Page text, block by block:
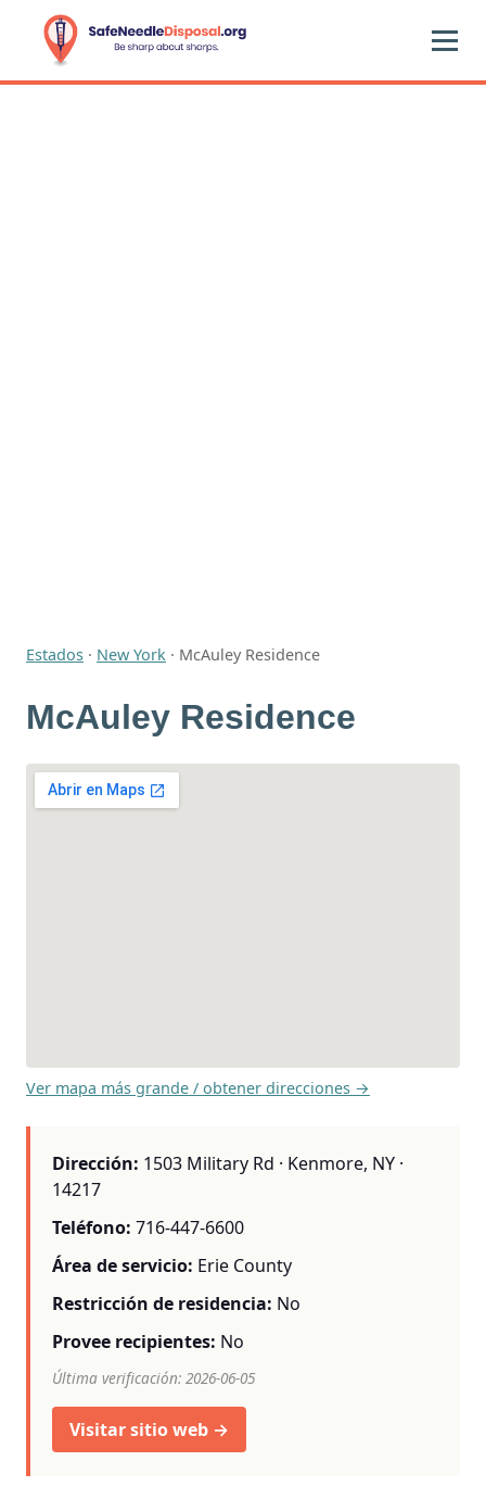
Estados · New York · McAuley Residence
McAuley Residence
Ver mapa más grande / obtener direcciones →
Dirección: 1503 Military Rd · Kenmore, NY ·
14217
Teléfono: 716-447-6600
Área de servicio: Erie County
Restricción de residencia: No
Provee recipientes: No
Última verificación: 2026-06-05
Visitar sitio web →